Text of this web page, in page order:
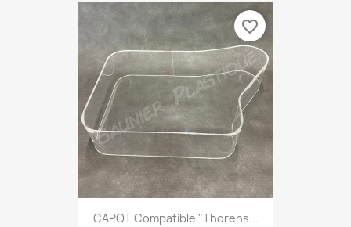
CAPOT Compatible "Thorens...
favorite_border